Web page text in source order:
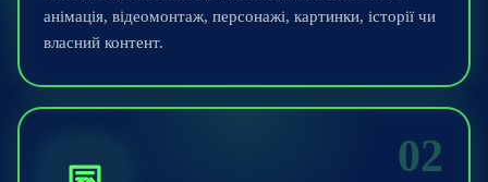
анімація, відеомонтаж, персонажі, картинки, історії чи
власний контент.
02